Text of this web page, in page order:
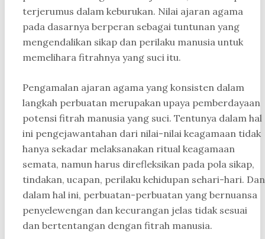
terjerumus dalam keburukan. Nilai ajaran agama
pada dasarnya berperan sebagai tuntunan yang
mengendalikan sikap dan perilaku manusia untuk
memelihara fitrahnya yang suci itu.
Pengamalan ajaran agama yang konsisten dalam
langkah perbuatan merupakan upaya pemberdayaan
potensi fitrah manusia yang suci. Tentunya dalam hal
ini pengejawantahan dari nilai-nilai keagamaan tidak
hanya sekadar melaksanakan ritual keagamaan
semata, namun harus direfleksikan pada pola sikap,
tindakan, ucapan, perilaku kehidupan sehari-hari. Dan
dalam hal ini, perbuatan-perbuatan yang bernuansa
penyelewengan dan kecurangan jelas tidak sesuai
dan bertentangan dengan fitrah manusia.